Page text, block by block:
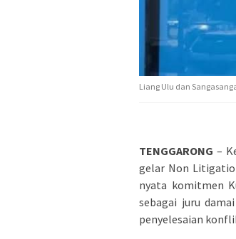
Liang Ulu dan
TENGGARONG –
gelar Non
nyata komitmen
sebagai juru
penyelesaian